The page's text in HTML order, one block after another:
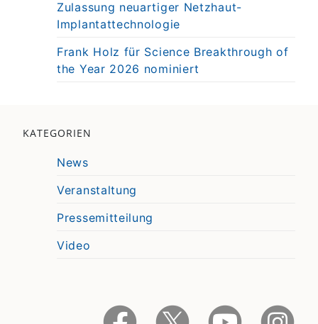
Zulassung neuartiger Netzhaut-
Implantattechnologie
Frank Holz für Science Breakthrough of
the Year 2026 nominiert
KATEGORIEN
News
Veranstaltung
Pressemitteilung
Video